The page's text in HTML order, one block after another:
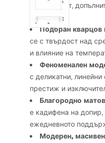
надеждност,
Подбран кварцов
се с твърдост над
и влияние на
Феноменален
с деликатни,
престиж и
Благородно
е кадифена на допир,
ежедневното
Модерен,